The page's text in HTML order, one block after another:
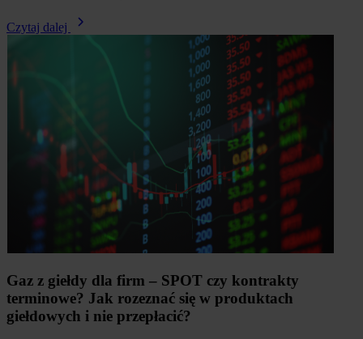
Czytaj dalej
Gaz z giełdy dla firm – SPOT czy kontrakty
terminowe? Jak rozeznać się w produktach
giełdowych i nie przepłacić?